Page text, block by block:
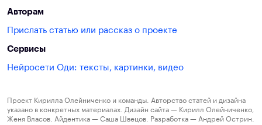
Авторам
Прислать статью или рассказ о проекте
Сервисы
Нейросети Оди: тексты, картинки, видео
Проект Кирилла Олейниченко и команды. Авторство статей и дизайна
указано в конкретных материалах. Дизайн сайта — Кирилл Олейниченко,
Женя Власов. Айдентика — Саша Швецов. Разработка — Андрей Острин.